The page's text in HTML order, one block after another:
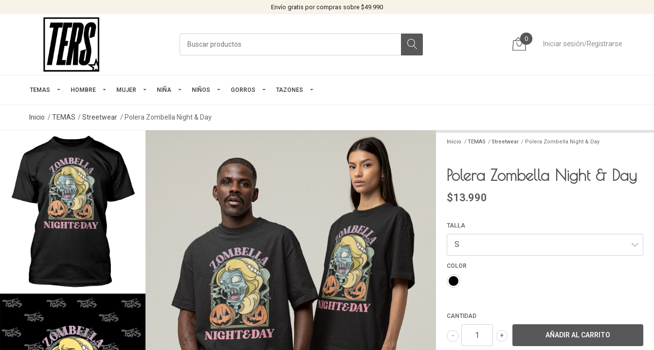
Envío gratis por compras sobre $49.990
0
Iniciar sesión/Registrarse
TEMAS HOMBRE MUJER NIÑA NIÑOS GORROS TAZONES
Inicio TEMAS Streetwear Polera Zombella Night & Day
Inicio TEMAS Streetwear Polera Zombella Night & Day
Polera Zombella Night & Day
$13.990
TALLA
COLOR
CANTIDAD
+
-